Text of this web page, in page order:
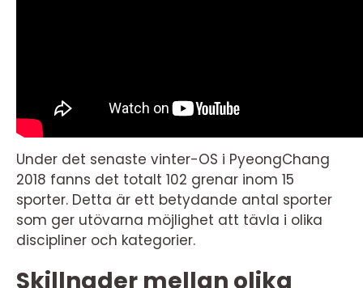
Under det senaste vinter-OS i PyeongChang
2018 fanns det totalt 102 grenar inom 15
sporter. Detta är ett betydande antal sporter
som ger utövarna möjlighet att tävla i olika
discipliner och kategorier.
Skillnader mellan olika